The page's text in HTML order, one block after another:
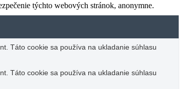
týchto webových stránok, anonymne.
Táto cookie sa používa na ukladanie súhlasu
Táto cookie sa používa na ukladanie súhlasu